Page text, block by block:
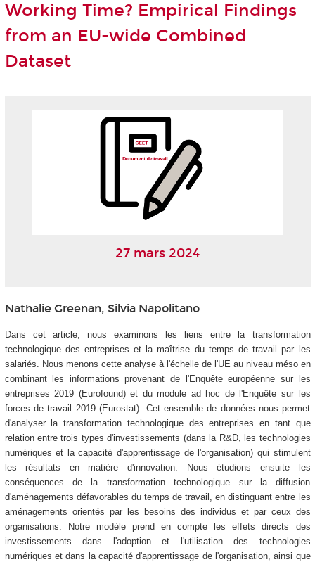
Working Time? Empirical Findings
from an EU-wide Combined
Dataset
27 mars 2024
Nathalie Greenan, Silvia Napolitano
Dans cet article, nous examinons les liens entre la transformation
technologique des entreprises et la maîtrise du temps de travail par les
salariés. Nous menons cette analyse à l'échelle de l'UE au niveau méso en
combinant les informations provenant de l'Enquête européenne sur les
entreprises 2019 (Eurofound) et du module ad hoc de l'Enquête sur les
forces de travail 2019 (Eurostat). Cet ensemble de données nous permet
d'analyser la transformation technologique des entreprises en tant que
relation entre trois types d'investissements (dans la R&D, les technologies
numériques et la capacité d'apprentissage de l'organisation) qui stimulent
les résultats en matière d'innovation. Nous étudions ensuite les
conséquences de la transformation technologique sur la diffusion
d'aménagements défavorables du temps de travail, en distinguant entre les
aménagements orientés par les besoins des individus et par ceux des
organisations. Notre modèle prend en compte les effets directs des
investissements dans l'adoption et l'utilisation des technologies
numériques et dans la capacité d'apprentissage de l'organisation, ainsi que